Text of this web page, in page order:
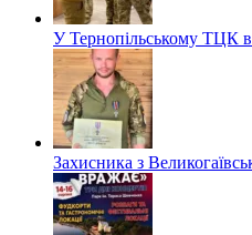
У Тернопільському ТЦК
Захисника з